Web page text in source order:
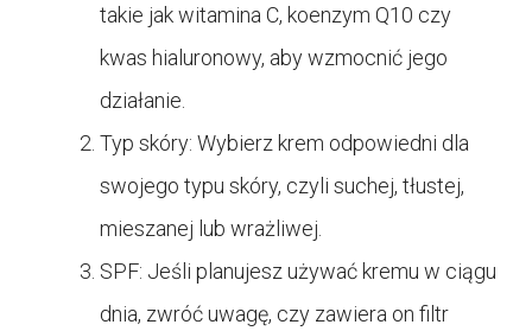
takie jak witamina C, koenzym Q10 czy
kwas hialuronowy, aby wzmocnić jego
działanie.
Typ skóry: Wybierz krem odpowiedni dla
swojego typu skóry, czyli suchej, tłustej,
mieszanej lub wrażliwej.
SPF: Jeśli planujesz używać kremu w ciągu
dnia, zwróć uwagę, czy zawiera on filtr